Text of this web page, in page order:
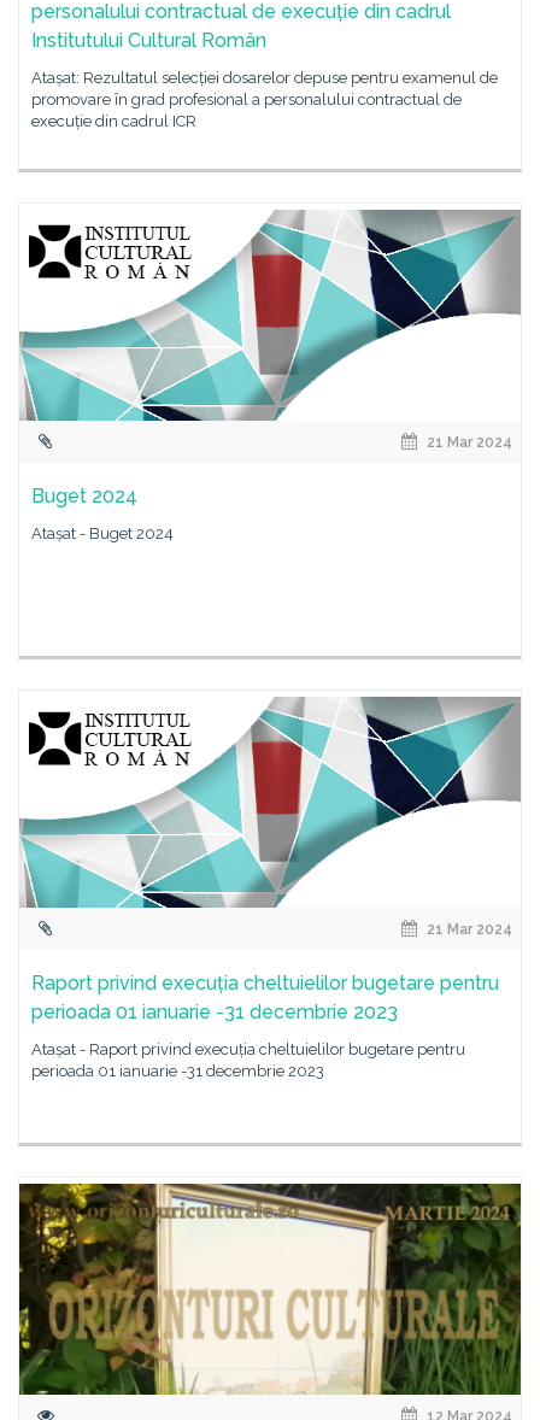
personalului contractual de execuție din cadrul
Institutului Cultural Român
Atașat: Rezultatul selecției dosarelor depuse pentru examenul de
promovare în grad profesional a personalului contractual de
execuție din cadrul ICR
21 Mar 2024
Buget 2024
Atașat - Buget 2024
21 Mar 2024
Raport privind execuția cheltuielilor bugetare pentru
perioada 01 ianuarie -31 decembrie 2023
Atașat - Raport privind execuția cheltuielilor bugetare pentru
perioada 01 ianuarie -31 decembrie 2023
12 Mar 2024